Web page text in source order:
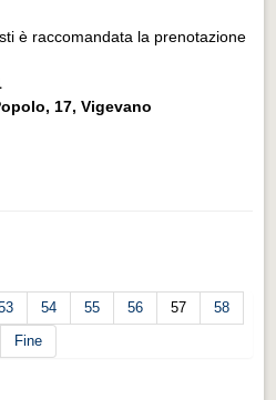
è raccomandata la prenotazione
17, Vigevano
54 55 56 57
58
Fine